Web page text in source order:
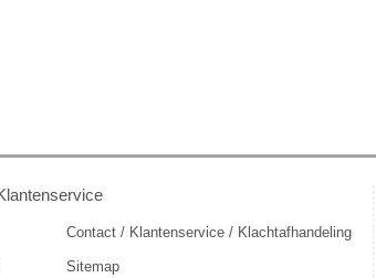
Contact / Klantenservice / Klachtafhandeling
Sitemap